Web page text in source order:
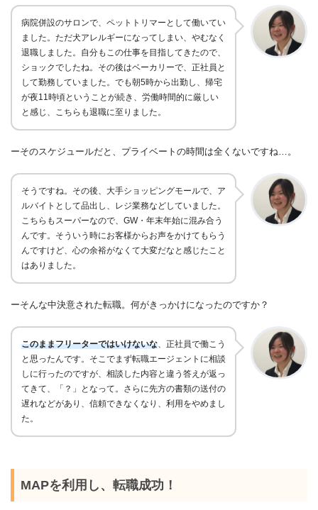
病院併設のサロンで、ペットトリマーとして働いてい
ました。 ただ犬アレルギーになってしまい、やむなく
退職しました 。自分もこの仕事を目指してきたので、
ショックでしたね。 その後はベーカリーで、正社員と
して勤務していました。でも朝5時から出勤し、帰宅
が夜11 時頃ということが続き、 労働時間的に厳しい
と感じ、こちらも退職に至りました。
ーそのスケジュールだと、プライベートの時間は全くないですね…。
そうですね。 その後、大手ショッピングモールで、ア
ルバイトとして品出し、レジ業務などしていました。
こちらもスーパーなので、 GW・年末年始に混み合う
んです。そういう時にお客様からお声をかけてもらう
んですけど、心の余裕がなくて大変だなと感じたこと
はありました。
ーそんな中決意された転職。何がきっかけになったのですか？
このままフリーターではいけないな、 正社員で働こう
と思ったんです。そこでまず転職エージェントに相談
しに行ったのですが、相談した内容と違う答えが返っ
てきて、「？」となって。さらに先方の書類の送付の
遅れなどがあり、信頼できなくなり、利用をやめまし
た。
MAPを利用し、転職成功！